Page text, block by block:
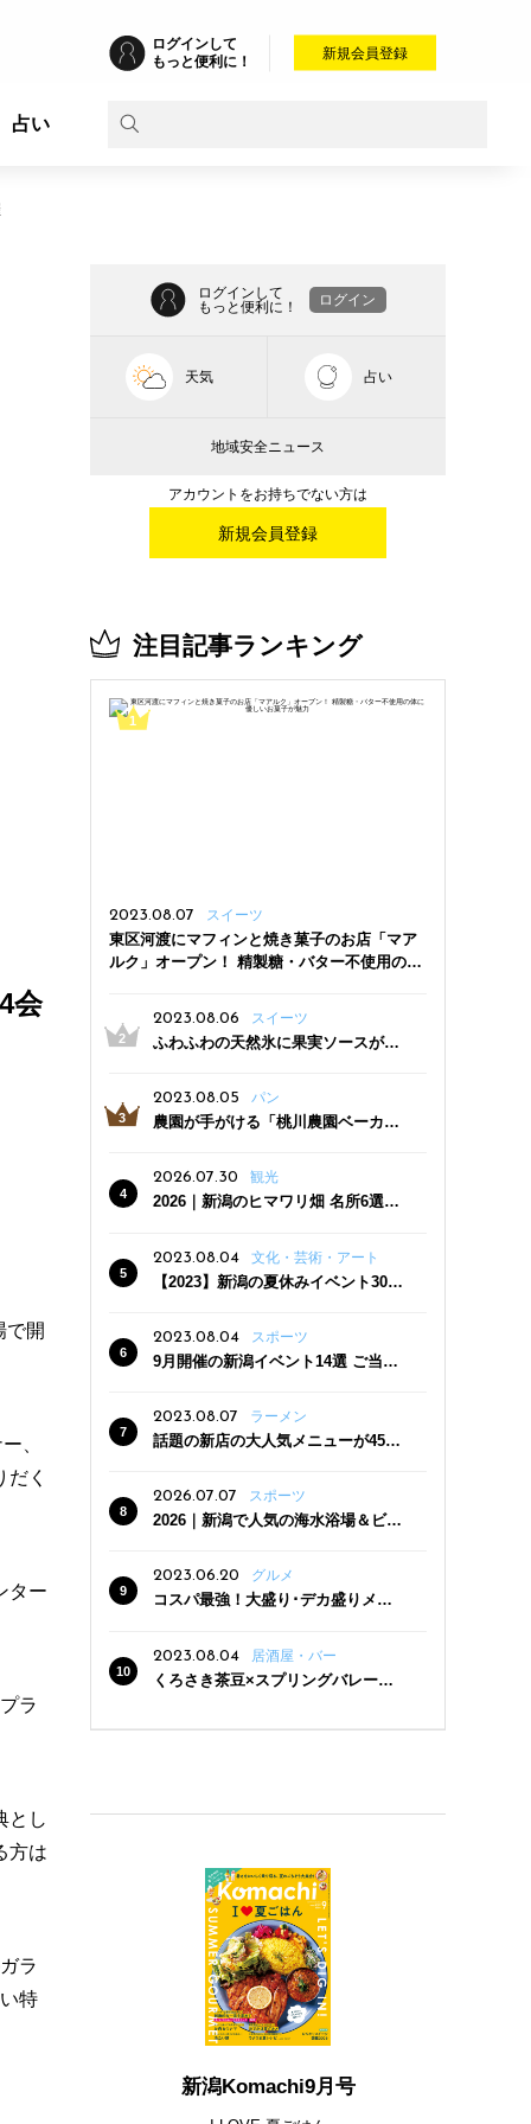
ログインして
もっと便利に！
新規会員登録
占い
会
で開
、
く
ター
ラ
とし
方は
ラ
特
ログインして
もっと便利に！
ログイン
天気 占い
地域安全ニュース
アカウントをお持ちでない方は
新規会員登録
注目記事ランキング
2023.08.07 スイーツ
東区河渡にマフィンと焼き菓子のお店「マア
ルク」オープン！ 精製糖・バター不使用の体
2023.08.06
スイーツ
ふわふわの天然氷に果実ソースがた
三条駅近くにオープン
2023.08.05 パン
農園が手がける「桃川農園ベーカリ
った焼きたてパンのほか、ジェラー
トやスムージーも
2026.07.30 観光
2026｜新潟のヒマワリ畑 名所6選
2023.08.04
文化・芸術・アート
【2023】新潟の夏休みイベント30
2023.08.04
スポーツ
9月開催の新潟イベント14選 ご当地
2023.08.07 ラーメン
話題の新店の大人気メニューが450
クーポン登場
2026.07.07 スポーツ
2026｜新潟で人気の海水浴場＆ビー
2023.06.20
グルメ
コスパ最強！大盛り･デカ盛りメニ
2023.08.04
居酒屋・バー
くろさき茶豆×スプリングバレー豊
新潟Komachi9月号